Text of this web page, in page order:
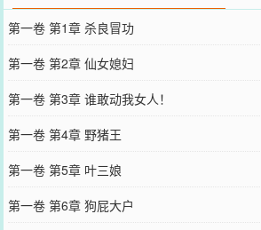
第一卷 第1章 杀良冒功
第一卷 第2章 仙女媳妇
第一卷 第3章 谁敢动我女人！
第一卷 第4章 野猪王
第一卷 第5章 叶三娘
第一卷 第6章 狗屁大户